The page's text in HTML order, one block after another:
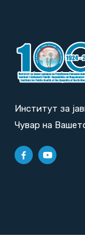
Институт за
Чувар на